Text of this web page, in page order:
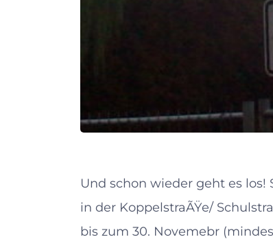
Und schon wieder geht es
in der KoppelstraÃŸe/
bis zum 30. Novemebr